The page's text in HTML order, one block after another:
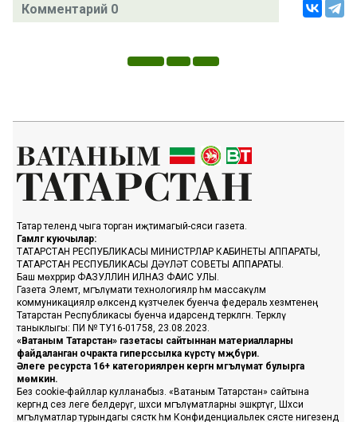
Комментарий 0
Татар телендә чыга торган иҗтимагый-сәяси газета.
Гамәлгә куючылар:
ТАТАРСТАН РЕСПУБЛИКАСЫ МИНИСТРЛАР КАБИНЕТЫ АППАРАТЫ,
ТАТАРСТАН РЕСПУБЛИКАСЫ ДӘҮЛӘТ СОВЕТЫ АППАРАТЫ.
Баш мөхәррир ФАЗУЛЛИН ИЛНАЗ ФАИС УЛЫ.
Газета Элемтә, мәгълүмати технологияләр һәм массакүләм
коммуникацияләр өлкәсендә күзәтчелек буенча федераль хезмәтенең
Татарстан Республикасы буенча идарәсендә теркәлгән. Теркәлү
таныклыгы: ПИ № ТУ16-01758, 23.08.2023.
«Ватаным Татарстан» газетасы сайтыннан материалларны
файдаланган очракта гиперссылка күрсәтү мәҗбүри.
Әлеге ресурста 16+ категорияләренә кергән мәгълүмат булырга
мөмкин.
Без cookie-файллар кулланабыз. «Ватаным Татарстан» сайтына
кергәндә сез әлеге белдерүгә, шәхси мәгълүматларны эшкәртүгә, Шәхси
мәгълүматлар турындагы сәясәткә һәм Конфиденциальлек сәясәте нигезендә